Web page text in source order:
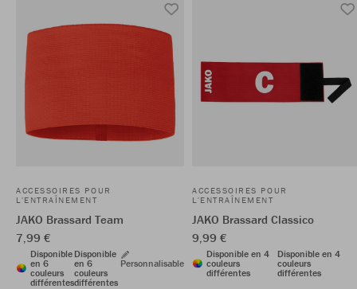
ACCESSOIRES POUR
L'ENTRAÎNEMENT
JAKO Brassard Team
7,99 €
Disponible
en 6
couleurs
différentes
Disponible
en 6
couleurs
différentes
Personnalisable
ACCESSOIRES POUR
L'ENTRAÎNEMENT
JAKO Brassard Classico
9,99 €
Disponible en 4
couleurs
différentes
Disponible en 4
couleurs
différentes